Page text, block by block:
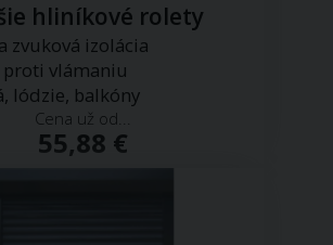
hliníkové rolety
zvuková izolácia
proti vlámaniu
lódzie, balkóny
Cena už od...
55,88 €